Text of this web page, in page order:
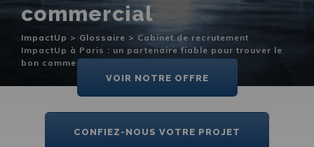
commercial
ImpactUp > Glossaire > Cabinet de recrutement
ImpactUp à Paris : un partenaire fiable pour trouver le
bon commercial
VOIR NOTRE OFFRE
CONFIEZ-NOUS VOTRE PROJET